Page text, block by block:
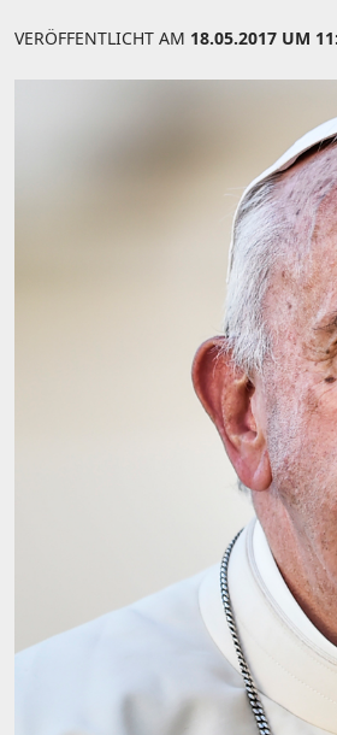
VERÖFFENTLICHT AM 18.05.2017 UM